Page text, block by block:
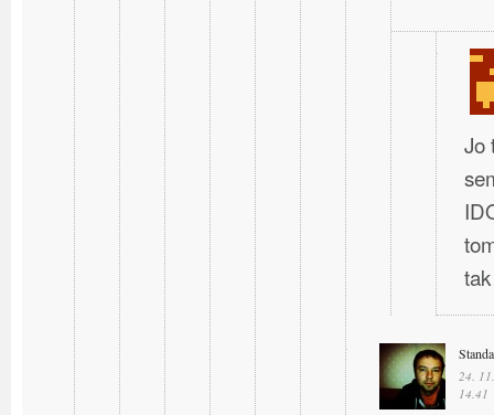
Jo
24.
14.41